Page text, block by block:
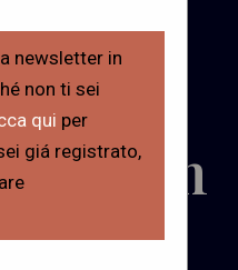
#7
haven
newsletter in
non ti sei
qui per
giá registrato,